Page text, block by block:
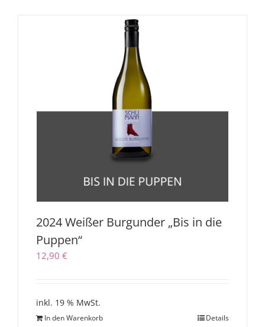
2024 Weißer Burgunder „Bis in die
Puppen“
12,90 €
inkl. 19 % MwSt.
In den Warenkorb Details